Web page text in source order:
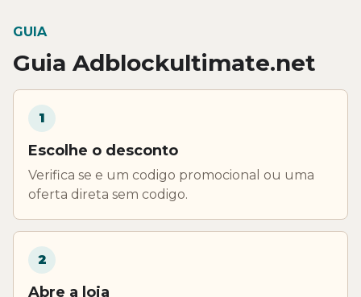
GUIA
Guia Adblockultimate.net
1
Escolhe o desconto
Verifica se e um codigo promocional ou uma
oferta direta sem codigo.
2
Abre a loja